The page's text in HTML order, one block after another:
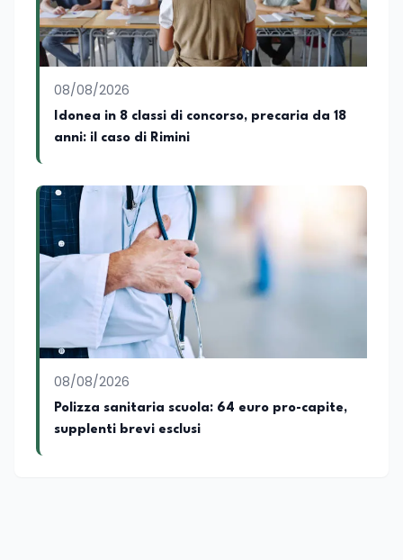
08/08/2026
Idonea in 8 classi di concorso, precaria da 18
anni: il caso di Rimini
08/08/2026
Polizza sanitaria scuola: 64 euro pro-capite,
supplenti brevi esclusi